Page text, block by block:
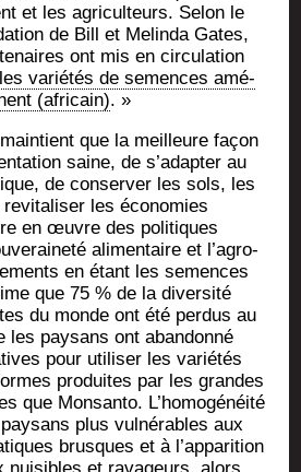
et les agri­cul­teurs. Selon le
de Bill et Melin­da Gates,
ont mis en cir­cu­la­tion
varié­tés de semences amé­
(afri­cain). »
que la meilleure façon
saine, de s’adapter au
de conser­ver les sols, les
les éco­no­mies
en œuvre des poli­tiques
ali­men­taire et l’agro-
en étant les semences
que 75 % de la diver­si­té
du monde ont été per­dus au
les pay­sans ont aban­don­né
pour uti­li­ser les varié­tés
pro­duites par les grandes
que Mon­san­to. L’homogénéité
plus vul­né­rables aux
brusques et à l’apparition